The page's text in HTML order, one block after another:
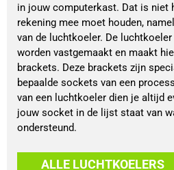
in jouw computerkast. Dat is niet
rekening mee moet houden,
van de luchtkoeler. De
worden vastgemaakt en maakt
brackets. Deze brackets zijn
bepaalde sockets van een
van een luchtkoeler dien je altijd
jouw socket in de lijst staat van
ondersteund.
ALLE LUCHTKOELERS